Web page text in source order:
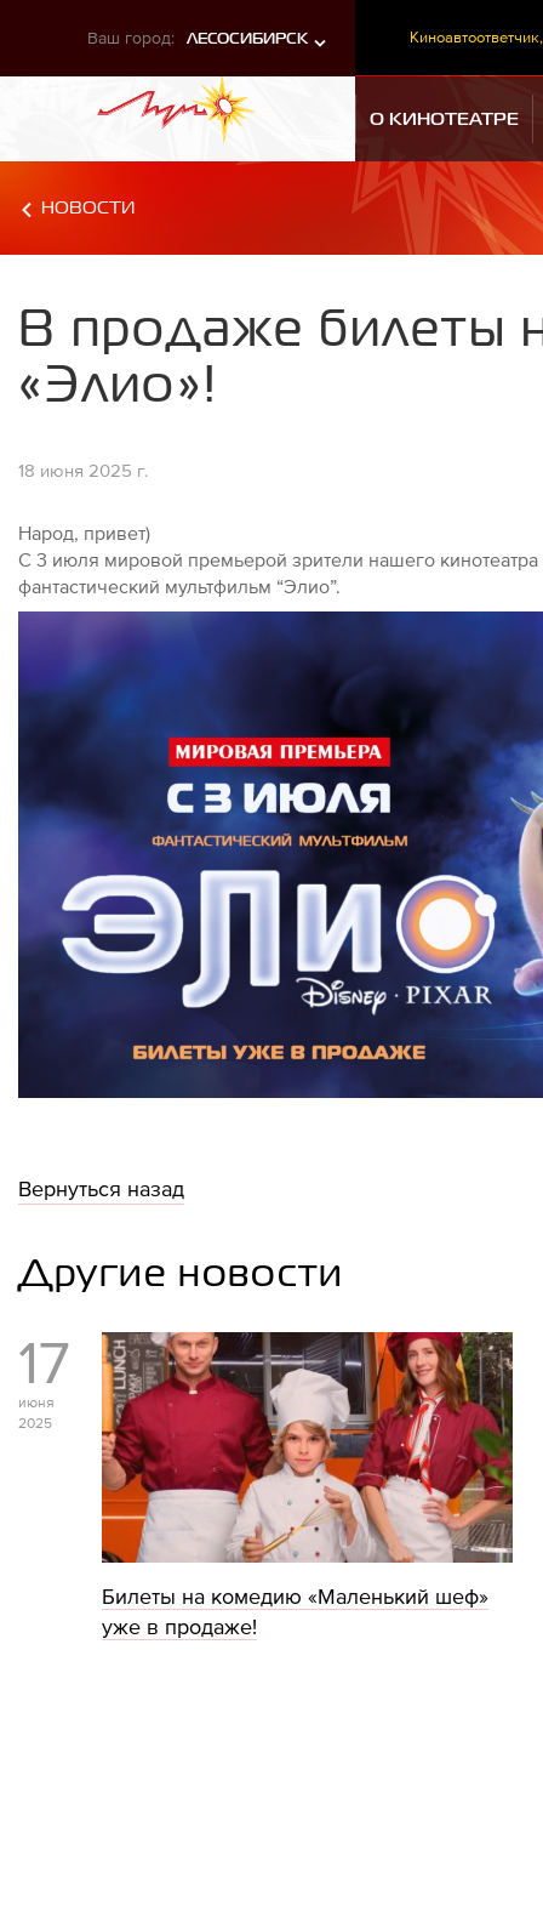
Ваш город: ЛЕСОСИБИРСК Киноавтоответчик,
О КИНОТЕАТРЕ
НОВОСТИ
В продаже билеты
«Элио»!
18 июня 2025 г.
Народ, привет)
С 3 июля мировой премьерой зрители нашего
фантастический мультфильм “Элио”.
Вернуться назад
Другие новости
17
июня
2025
Билеты на комедию «Маленький шеф»
уже в продаже!